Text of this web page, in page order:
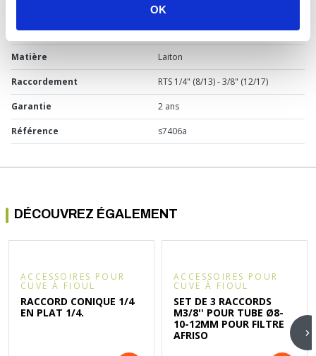
OKChauffage
Marque Somatherm
Matière Laiton
Raccordement RTS 1/4" (8/13) - 3/8" (12/17)
Garantie 2 ans
Référence s7406a
DÉCOUVREZ ÉGALEMENT
ACCESSOIRES POUR
CUVE À FIOUL
RACCORD CONIQUE 1/4
EN PLAT 1/4.
ACCESSOIRES POUR
CUVE À FIOUL
SET DE 3 RACCORDS
M3/8'' POUR TUBE Ø8-
10-12MM POUR FILTRE
AFRISO